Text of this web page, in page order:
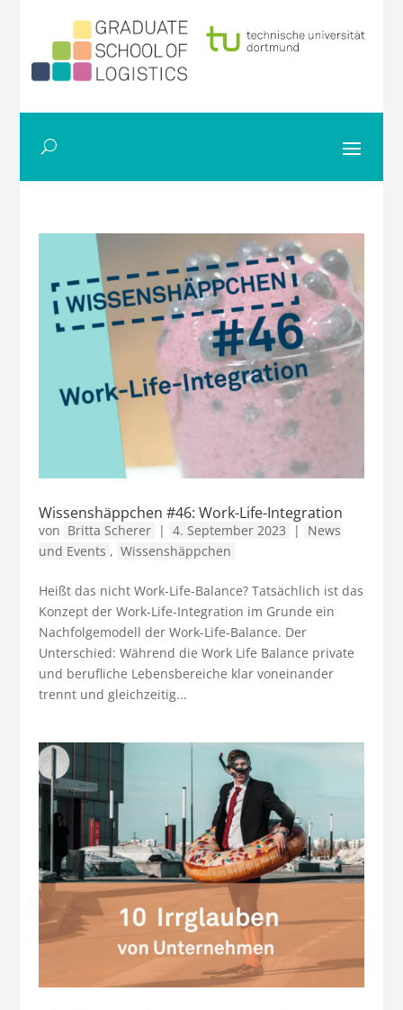
Wissenshäppchen #46: Work-Life-Integration
von Britta Scherer | 4. September 2023 |
News
und Events , Wissenshäppchen
Heißt das nicht Work-Life-Balance? Tatsächlich ist das
Konzept der Work-Life-Integration im Grunde ein
Nachfolgemodell der Work-Life-Balance. Der
Unterschied: Während die Work Life Balance private
und berufliche Lebensbereiche klar voneinander
trennt und gleichzeitig...